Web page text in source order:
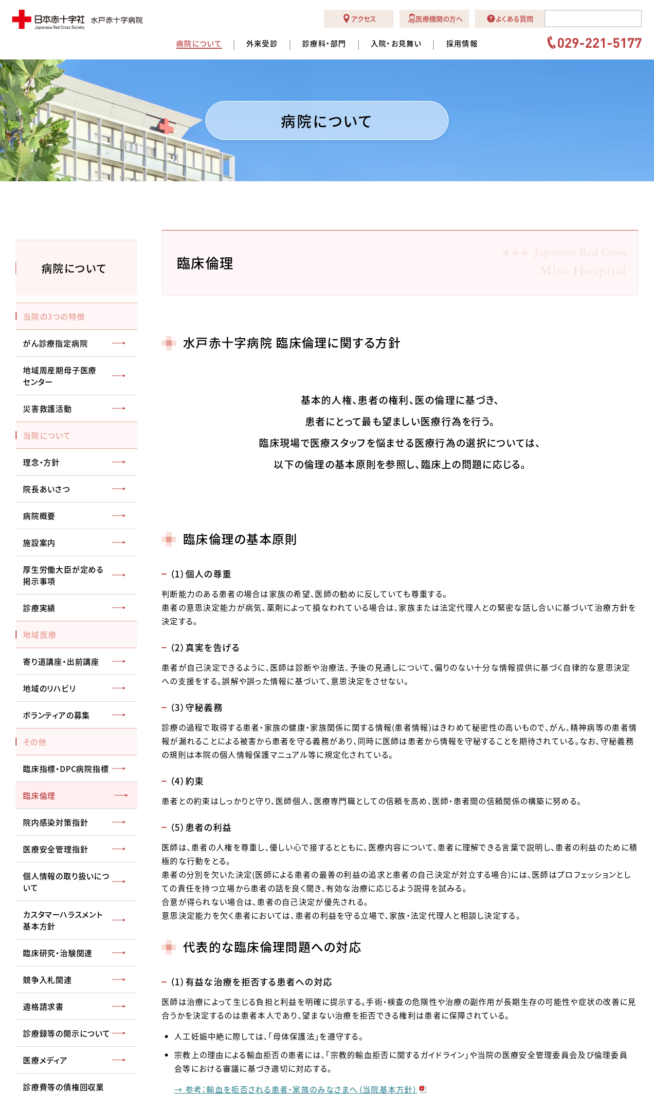
アクセス 医療機関の方へ よくある質問
病院について 外来受診 診療科・部門 入院・お見舞い 採用情報 029-221-5177
病院について
臨床倫理
水戸赤十字病院 臨床倫理に関する方針
基本的人権、患者の権利、医の倫理に基づき、
患者にとって最も望ましい医療行為を行う。
臨床現場で医療スタッフを悩ませる医療行為の選択については、
以下の倫理の基本原則を参照し、 臨床上の問題に応じる。
臨床倫理の基本原則
（1）個人の尊重
判断能力のある患者の場合は家族の希望、医師の勧めに反していても尊重する。
患者の意思決定能力が病気、薬剤によって損なわれている場合は、家族または法定代理人との緊密な話し合いに基づいて治療方針を
決定する。
（2）真実を告げる
患者が自己決定できるように、医師は診断や治療法、予後の見通しについて、偏りのない十分な情報提供に基づく自律的な意思決定
への支援をする。誤解や誤った情報に基づいて、意思決定をさせない。
（3）守秘義務
診療の過程で取得する患者・家族の健康・家族関係に関する情報(患者情報)はきわめて秘密性の高いもので、がん、精神病等の患者情
報が漏れることによる被害から患者を守る義務があり、同時に医師は患者から情報を守秘することを期待されている。なお、守秘義務
の規則は本院の個人情報保護マニュアル等に規定化されている。
（4）約束
患者との約束はしっかりと守り、医師個人、医療専門職としての信頼を高め、医師・患者間の信頼関係の構築に努める。
（5）患者の利益
医師は、患者の人権を尊重し、優しい心で接するとともに、医療内容について、患者に理解できる言葉で説明し、患者の利益のために積
極的な行動をとる。
患者の分別を欠いた決定(医師による患者の最善の利益の追求と患者の自己決定が対立する場合)には、医師はプロフェッションとし
ての責任を持つ立場から患者の話を良く聞き、有効な治療に応じるよう説得を試みる。
合意が得られない場合は、患者の自己決定が優先される。
意思決定能力を欠く患者においては、患者の利益を守る立場で、家族・法定代理人と相談し決定する。
代表的な臨床倫理問題への対応
（1）有益な治療を拒否する患者への対応
医師は治療によって生じる負担と利益を明確に提示する。手術・検査の危険性や治療の副作用が長期生存の可能性や症状の改善に見
合うかを決定するのは患者本人であり、望まない治療を拒否できる権利は患者に保障されている。
人工妊娠中絶に際しては、「母体保護法」を遵守する。
宗教上の理由による輸血拒否の患者には、「宗教的輸血拒否に関するガイドライン」や当院の医療安全管理委員会及び倫理委員
会等における審議に基づき適切に対応する。
→ 参考：輸血を拒否される患者・家族のみなさまへ（当院基本方針）
病院について
当院の3つの特徴
がん診療指定病院
地域周産期母子医療
センター
災害救護活動
当院について
理念・方針
院長あいさつ
病院概要
施設案内
厚生労働大臣が定める
掲示事項
診療実績
地域医療
寄り道講座・出前講座
地域のリハビリ
ボランティアの募集
その他
臨床指標・DPC病院指標
臨床倫理
院内感染対策指針
医療安全管理指針
個人情報の取り扱いにつ
いて
カスタマーハラスメント
基本方針
臨床研究・治験関連
競争入札関連
適格請求書
診療録等の開示について
医療メディア
診療費等の債権回収業